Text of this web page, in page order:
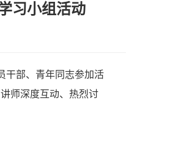
习小组活动
干部、青年同志参加活
师深度互动、热烈讨